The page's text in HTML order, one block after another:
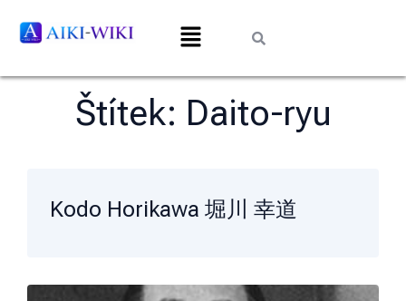
Štítek: Daito-ryu
Kodo Horikawa 堀川 幸道